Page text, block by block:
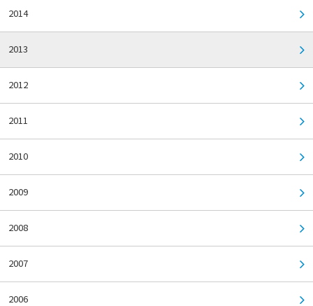
2014
2013
2012
2011
2010
2009
2008
2007
2006